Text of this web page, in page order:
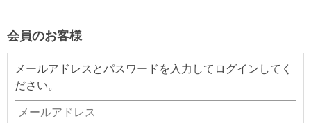
会員のお客様
メールアドレスとパスワードを入力してログインしてく
ださい。